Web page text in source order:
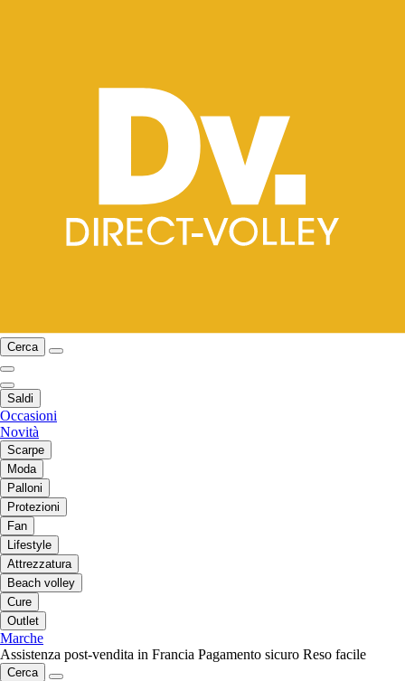
Cerca
Saldi
Occasioni
Novità
Scarpe
Moda
Palloni
Protezioni
Fan
Lifestyle
Attrezzatura
Beach volley
Cure
Outlet
Marche
Assistenza post-vendita in Francia Pagamento sicuro Reso facile
Cerca